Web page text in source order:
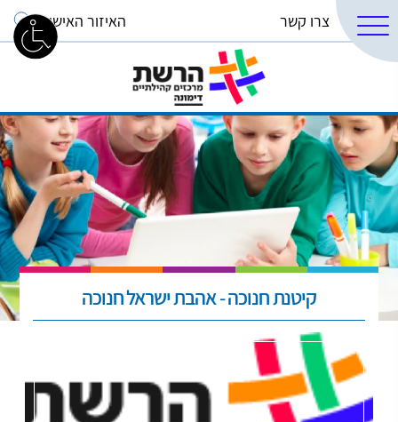
צרו קשר האיזור האישי
קיטנת חנוכה - אהבת ישראל חנוכה